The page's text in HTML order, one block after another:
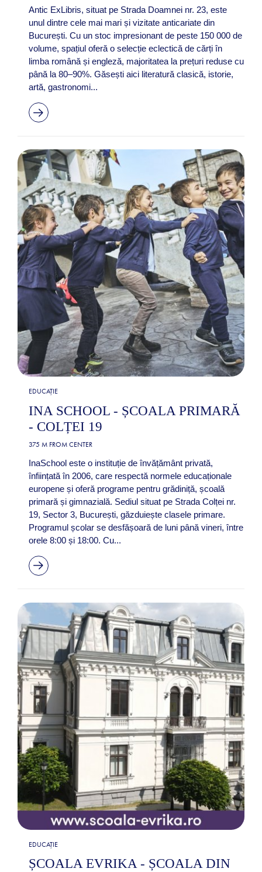
Antic ExLibris, situat pe Strada Doamnei nr. 23, este
unul dintre cele mai mari și vizitate anticariate din
București. Cu un stoc impresionant de peste 150 000 de
volume, spațiul oferă o selecție eclectică de cărți în
limba română și engleză, majoritatea la prețuri reduse cu
până la 80–90%. Găsești aici literatură clasică, istorie,
artă, gastronomi...
EDUCAȚIE
INA SCHOOL - ȘCOALA PRIMARĂ
- COLȚEI 19
375 M FROM CENTER
InaSchool este o instituție de învățământ privată,
înființată în 2006, care respectă normele educaționale
europene și oferă programe pentru grădiniță, școală
primară și gimnazială. Sediul situat pe Strada Colței nr.
19, Sector 3, București, găzduiește clasele primare.
Programul școlar se desfășoară de luni până vineri, între
orele 8:00 și 18:00. Cu...
EDUCAȚIE
ȘCOALA EVRIKA - ȘCOALA DIN